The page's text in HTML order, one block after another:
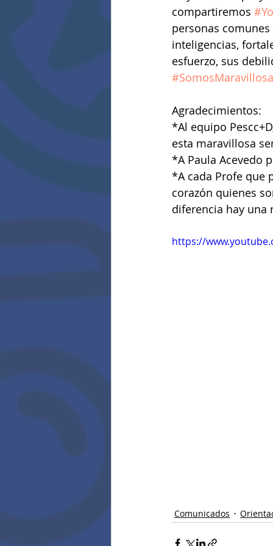
compartiremos
personas
inteligencias,
esfuerzo, sus
Agradecimientos:
*Al equipo
esta maravillosa
*A Paula Acevedo
*A cada Profe que
corazón quienes
diferencia hay una
https://
Comunicados